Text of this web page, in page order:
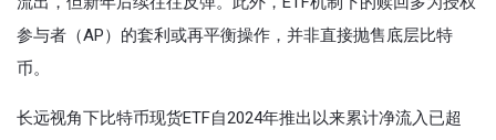
参与者（AP）的套利或再平衡操作，并非直接抛售底层比特
币。
长远视角下比特币现货ETF自2024年推出以来累计净流入已超